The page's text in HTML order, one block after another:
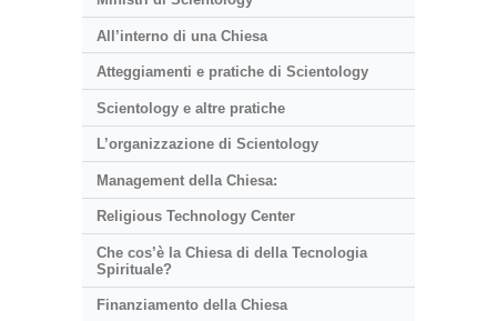
All’interno di una Chiesa
Atteggiamenti e pratiche di Scientology
Scientology e altre pratiche
L’organizzazione di Scientology
Management della Chiesa:
Religious Technology Center
Che cos’è la Chiesa di della Tecnologia
Spirituale?
Finanziamento della Chiesa